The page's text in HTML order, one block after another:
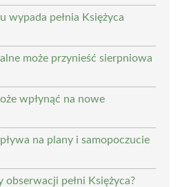
wypada pełnia Księżyca
może przynieść sierpniowa
wpłynąć na nowe
na plany i samopoczucie
obserwacji pełni Księżyca?